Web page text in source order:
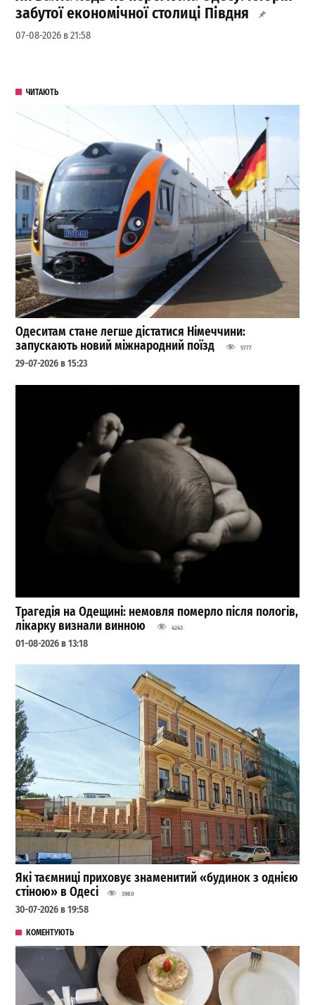
забутої економічної столиці Півдня
07-08-2026 в 21:58
ЧИТАЮТЬ
Одеситам стане легше дістатися Німеччини:
запускають новий міжнародний поїзд
5777
29-07-2026 в 15:23
Трагедія на Одещині: немовля померло після пологів,
лікарку визнали винною
4243
01-08-2026 в 13:18
Які таємниці приховує знаменитий «будинок з однією
стіною» в Одесі
3980
30-07-2026 в 19:58
КОМЕНТУЮТЬ